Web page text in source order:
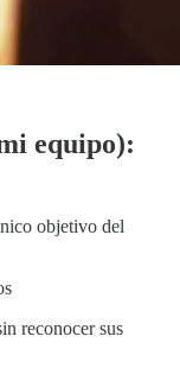
equipo):
objetivo del
reconocer sus